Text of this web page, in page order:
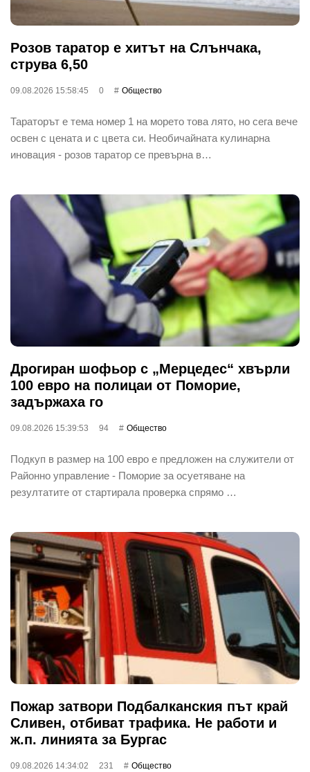
Розов таратор е хитът на Слънчака,
струва 6,50
09.08.2026 15:58:45 0 Общество
Тараторът е тема номер 1 на морето това лято, но сега вече
освен с цената и с цвета си. Необичайната кулинарна
иновация - розов таратор се превърна в…
Дрогиран шофьор с „Мерцедес“ хвърли
100 евро на полицаи от Поморие,
задържаха го
09.08.2026 15:39:53 94 Общество
Подкуп в размер на 100 евро е предложен на служители от
Районно управление - Поморие за осуетяване на
резултатите от стартирала проверка спрямо …
Пожар затвори Подбалканския път край
Сливен, отбиват трафика. Не работи и
ж.п. линията за Бургас
09.08.2026 14:34:02 231 Общество